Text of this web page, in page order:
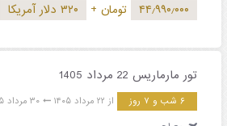
۴۴٫۹۹۰٫۰۰۰ تومان + ۳۲۰ دلار آمریکا
تور مارماریس 22 مرداد 1405
۶ شب و ۷ روز از ۲۲ مرداد ۱۴۰۵
۳۰ مرداد ۱۴۰۵